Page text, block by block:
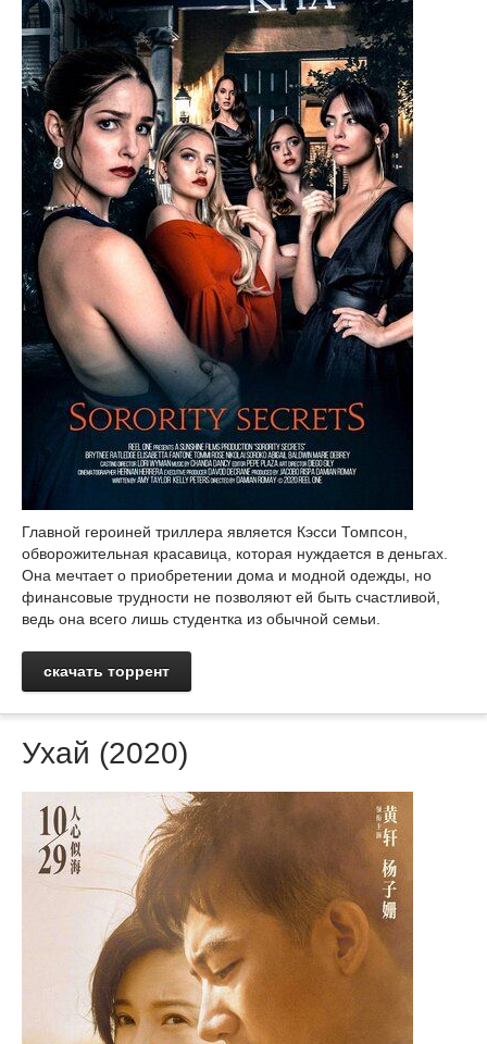
Главной героиней триллера является Кэсси Томпсон,
обворожительная красавица, которая нуждается в деньгах.
Она мечтает о приобретении дома и модной одежды, но
финансовые трудности не позволяют ей быть счастливой,
ведь она всего лишь студентка из обычной семьи.
скачать торрент
Ухай (2020)